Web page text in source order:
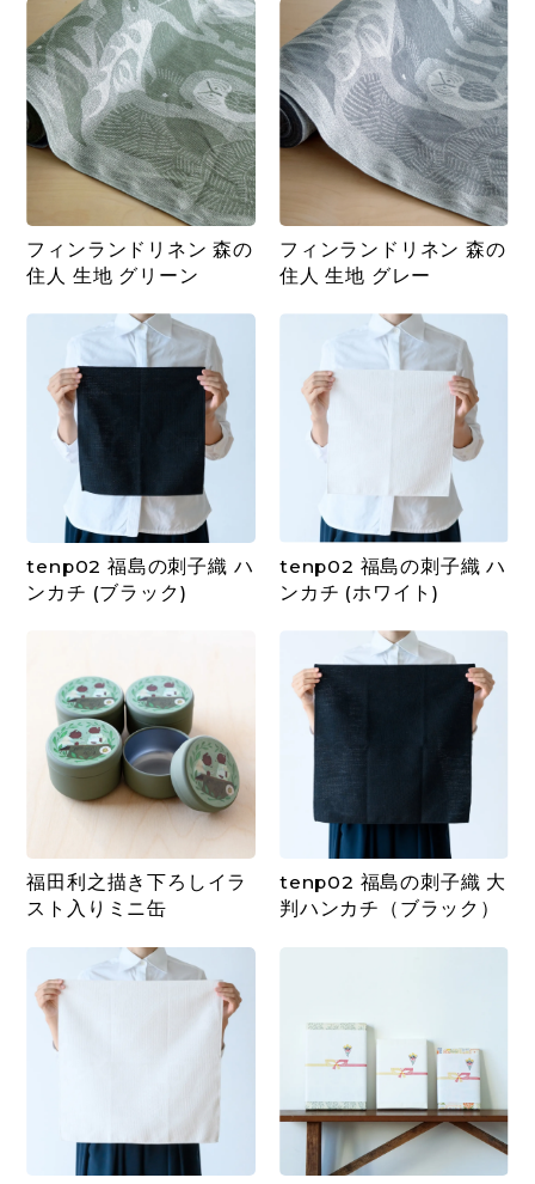
フィンランドリネン 森の
住人 生地 グリーン
フィンランドリネン 森の
住人 生地 グレー
tenp02 福島の刺子織 ハ
ンカチ (ブラック)
tenp02 福島の刺子織 ハ
ンカチ (ホワイト)
福田利之描き下ろしイラ
スト入りミニ缶
tenp02 福島の刺子織 大
判ハンカチ（ブラック）